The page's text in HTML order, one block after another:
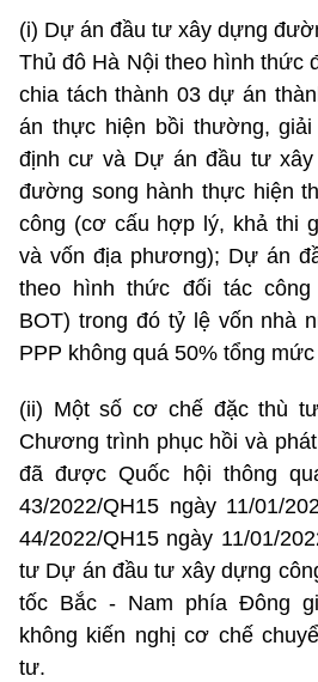
(i) Dự án đầu tư xây dựng
Thủ đô Hà Nội theo hình thức
chia tách thành 03 dự án
án thực hiện bồi thường,
định cư và Dự án đầu tư
đường song hành thực hiện
công (cơ cấu hợp lý, khả thi
và vốn địa phương); Dự án
theo hình thức đối tác
BOT) trong đó tỷ lệ vốn nhà
PPP không quá 50% tổng
(ii) Một số cơ chế đặc thù
Chương trình phục hồi và
đã được Quốc hội thông
43/2022/QH15 ngày 11/01/
44/2022/QH15 ngày 11/01/
tư Dự án đầu tư xây dựng
tốc Bắc - Nam phía Đông
không kiến nghị cơ chế
tư.